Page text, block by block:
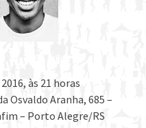
às 21 horas
Osvaldo Aranha, 685 –
– Porto Alegre/RS